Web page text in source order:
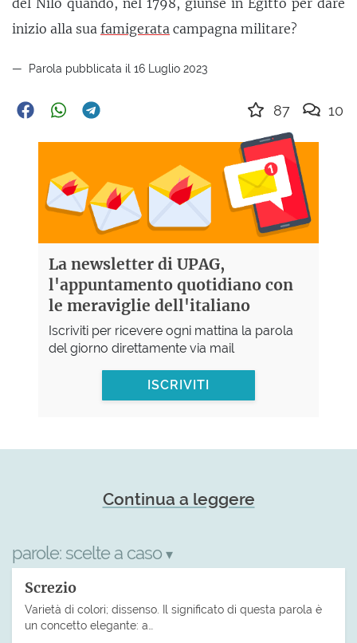
del Nilo quando, nel 1798, giunse in Egitto per dare
inizio alla sua famigerata campagna militare?
Parola pubblicata il 16 Luglio 2023
87 10
La newsletter di UPAG,
l'appuntamento quotidiano con
le meraviglie dell'italiano
Iscriviti per ricevere ogni mattina la parola
del giorno direttamente via mail
ISCRIVITI
Continua a leggere
parole: scelte a caso ▾
Screzio
Varietà di colori; dissenso. Il significato di questa parola è
un concetto elegante: a…